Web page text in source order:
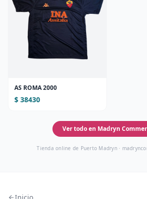
AS ROMA 2000
$ 38430
Ver todo en Madryn
Tienda online de Puerto Madryn ·